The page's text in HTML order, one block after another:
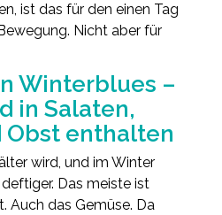
ist das für den einen Tag
Nicht aber für
Winterblues –
in Salaten,
Obst enthalten
wird, und im Winter
Das meiste ist
Auch das Gemüse. Da